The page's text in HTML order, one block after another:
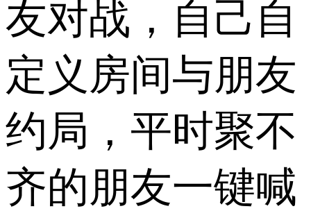
友对战，自己自
定义房间与朋友
约局，平时聚不
齐的朋友一键喊